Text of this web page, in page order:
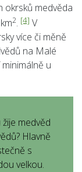
okrsků medvěda
2. [4] V
více či měně
na Malé
u
medvěd
Hlavně
s
velkou.